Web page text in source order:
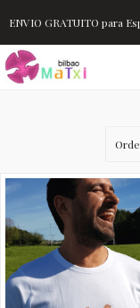
ENVIO GRATUITO para